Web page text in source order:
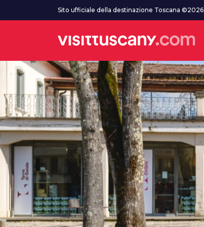
Vai al contenuto principaleSito ufficiale della destinazione Toscana ©2026